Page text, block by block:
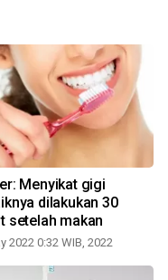
Menyikat gigi
dilakukan 30
setelah makan
2022 0:32 WIB, 2022